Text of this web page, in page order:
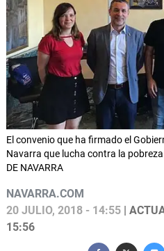
El convenio que ha firmado el
Navarra que lucha contra la
DE NAVARRA
NAVARRA.COM
20 JULIO, 2018 - 14:55 |
15:56